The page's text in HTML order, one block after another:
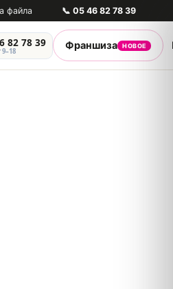
файла 📞 05 46 82 78 39
82 78 39 Франшиза НОВОЕ